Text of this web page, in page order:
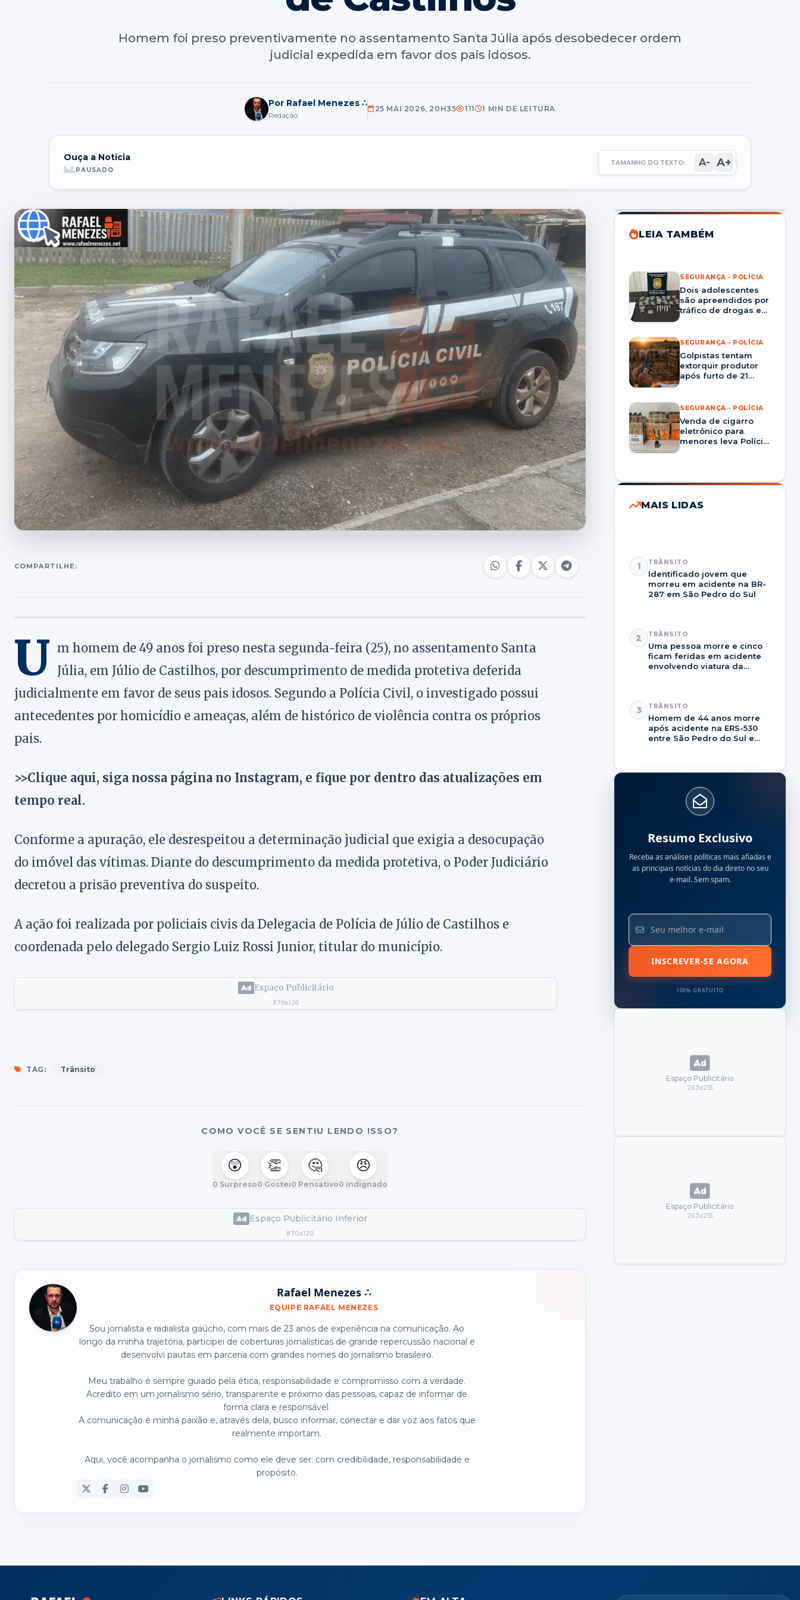
Homem foi preso preventivamente no assentamento Santa Júlia após desobedecer ordem
judicial expedida em favor dos pais idosos.
Por Rafael Menezes ∴
Redação
25 MAI 2026, 20H35 111 1 MIN DE LEITURA
Ouça a Notícia
PAUSADO
TAMANHO DO TEXTO: A- A+
COMPARTILHE:
U m homem de 49 anos foi preso nesta segunda-feira (25), no assentamento Santa
Júlia, em Júlio de Castilhos, por descumprimento de medida protetiva deferida
judicialmente em favor de seus pais idosos. Segundo a Polícia Civil, o investigado possui
antecedentes por homicídio e ameaças, além de histórico de violência contra os próprios
pais.
>>Clique aqui, siga nossa página no Instagram, e fique por dentro das atualizações em
tempo real.
Conforme a apuração, ele desrespeitou a determinação judicial que exigia a desocupação
do imóvel das vítimas. Diante do descumprimento da medida protetiva, o Poder Judiciário
decretou a prisão preventiva do suspeito.
A ação foi realizada por policiais civis da Delegacia de Polícia de Júlio de Castilhos e
coordenada pelo delegado Sergio Luiz Rossi Junior, titular do município.
Espaço Publicitário
870x120
TAG: Trânsito
COMO VOCÊ SE SENTIU LENDO ISSO?
😲
0 Surpreso
👏
0 Gostei
🤔
0 Pensativo
😠
0 Indignado
Espaço Publicitário Inferior
870x120
Rafael Menezes ∴
EQUIPE RAFAEL MENEZES
Sou jornalista e radialista gaúcho, com mais de 23 anos de experiência na comunicação. Ao
longo da minha trajetória, participei de coberturas jornalísticas de grande repercussão nacional e
desenvolvi pautas em parceria com grandes nomes do jornalismo brasileiro.
Meu trabalho é sempre guiado pela ética, responsabilidade e compromisso com a verdade.
Acredito em um jornalismo sério, transparente e próximo das pessoas, capaz de informar de
forma clara e responsável.
A comunicação é minha paixão e, através dela, busco informar, conectar e dar voz aos fatos que
realmente importam.
Aqui, você acompanha o jornalismo como ele deve ser: com credibilidade, responsabilidade e
propósito.
LEIA TAMBÉM
SEGURANÇA - POLÍCIA
Dois adolescentes
são apreendidos por
tráfico de drogas em
SEGURANÇA - POLÍCIA
Golpistas tentam
extorquir produtor
após furto de 21
SEGURANÇA - POLÍCIA
Venda de cigarro
eletrônico para
menores leva Polícia
MAIS LIDAS
1 TRÂNSITO
Identificado jovem que
morreu em acidente na BR-
287 em São Pedro do Sul
2 TRÂNSITO
Uma pessoa morre e cinco
ficam feridas em acidente
envolvendo viatura da
3 TRÂNSITO
Homem de 44 anos morre
após acidente na ERS-530
entre São Pedro do Sul e
Resumo Exclusivo
Receba as análises políticas mais afiadas e
as principais notícias do dia direto no seu
e-mail. Sem spam.
INSCREVER-SE AGORA
100% GRATUITO
Espaço Publicitário
263x215
Espaço Publicitário
263x215